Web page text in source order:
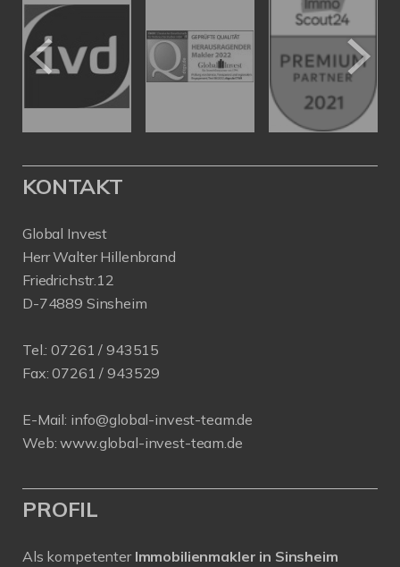
KONTAKT
Global Invest
Herr Walter Hillenbrand
Friedrichstr.12
D-74889 Sinsheim
Tel.:07261 / 943515
Fax: 07261 / 943529
E-Mail: info@global-invest-team.de
Web:www.global-invest-team.de
PROFIL
Als kompetenter Immobilienmakler in Sinsheim